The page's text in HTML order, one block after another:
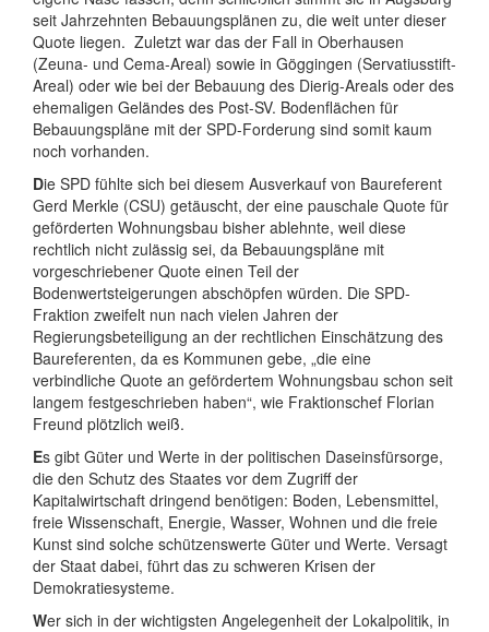
seit Jahrzehnten Bebauungsplänen zu, die weit unter dieser
Quote liegen. Zuletzt war das der Fall in Oberhausen
(Zeuna- und Cema-Areal) sowie in Göggingen (Servatiusstift-
Areal) oder wie bei der Bebauung des Dierig-Areals oder des
ehemaligen Geländes des Post-SV. Bodenflächen für
Bebauungspläne mit der SPD-Forderung sind somit kaum
noch vorhanden.
Die SPD fühlte sich bei diesem Ausverkauf von Baureferent
Gerd Merkle (CSU) getäuscht, der eine pauschale Quote für
geförderten Wohnungsbau bisher ablehnte, weil diese
rechtlich nicht zulässig sei, da Bebauungspläne mit
vorgeschriebener Quote einen Teil der
Bodenwertsteigerungen abschöpfen würden. Die SPD-
Fraktion zweifelt nun nach vielen Jahren der
Regierungsbeteiligung an der rechtlichen Einschätzung des
Baureferenten, da es Kommunen gebe, „die eine
verbindliche Quote an gefördertem Wohnungsbau schon seit
langem festgeschrieben haben“, wie Fraktionschef Florian
Freund plötzlich weiß.
Es gibt Güter und Werte in der politischen Daseinsfürsorge,
die den Schutz des Staates vor dem Zugriff der
Kapitalwirtschaft dringend benötigen: Boden, Lebensmittel,
freie Wissenschaft, Energie, Wasser, Wohnen und die freie
Kunst sind solche schützenswerte Güter und Werte. Versagt
der Staat dabei, führt das zu schweren Krisen der
Demokratiesysteme.
Wer sich in der wichtigsten Angelegenheit der Lokalpolitik, in